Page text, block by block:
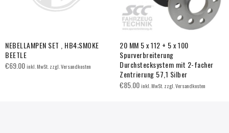
NEBELLAMPEN SET , HB4;SMOKE
BEETLE
€69.00inkl. MwSt. zzgl. Versandkosten
20 MM 5 x 112 + 5 x 100
Spurverbreiterung
Durchstecksystem mit 2-facher
Zentrierung 57,1 Silber
€85.00inkl. MwSt. zzgl. Versandkosten